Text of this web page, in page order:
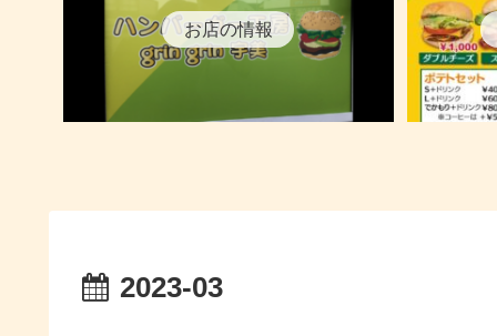
お店の情報
2023-03